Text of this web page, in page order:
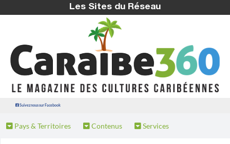
Les Sites du Réseau
Suivez nous sur Facebook
Pays & Territoires Contenus Services